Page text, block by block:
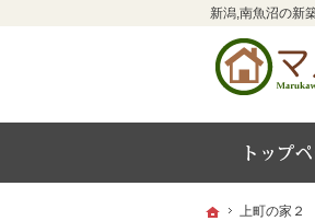
ホーム
上町の家２
ホーム
上町の家２